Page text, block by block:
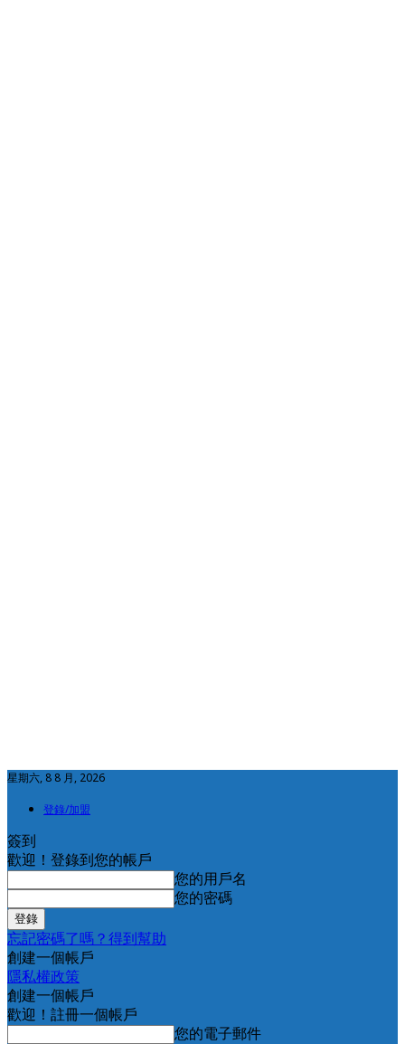
星期六, 8 8 月, 2026
登錄/加盟
簽到
歡迎！登錄到您的帳戶
您的用戶名
您的密碼
忘記密碼了嗎？得到幫助
創建一個帳戶
隱私權政策
創建一個帳戶
歡迎！註冊一個帳戶
您的電子郵件